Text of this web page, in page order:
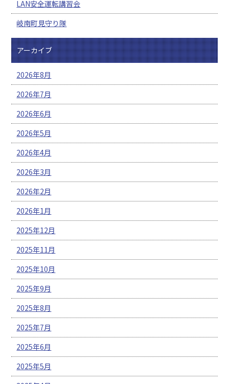
LAN安全運転講習会
岐南町見守り隊
アーカイブ
2026年8月
2026年7月
2026年6月
2026年5月
2026年4月
2026年3月
2026年2月
2026年1月
2025年12月
2025年11月
2025年10月
2025年9月
2025年8月
2025年7月
2025年6月
2025年5月